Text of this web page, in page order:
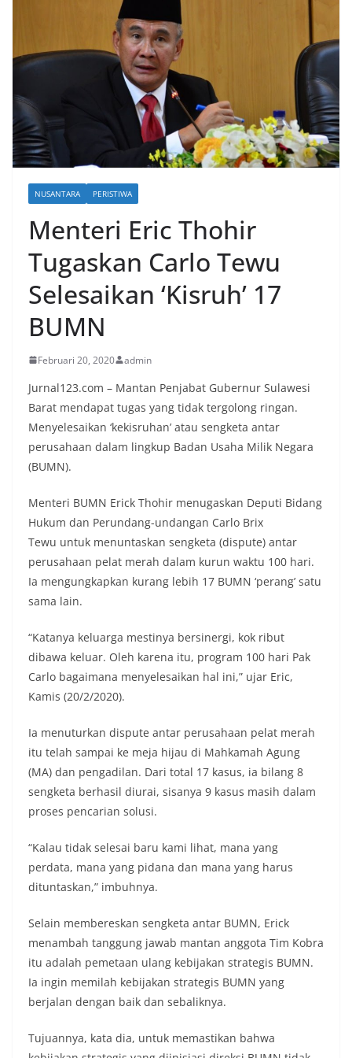
NUSANTARA PERISTIWA
Menteri Eric Thohir
Tugaskan Carlo Tewu
Selesaikan ‘Kisruh’ 17
BUMN
Februari 20, 2020 admin
Jurnal123.com – Mantan Penjabat Gubernur Sulawesi
Barat mendapat tugas yang tidak tergolong ringan.
Menyelesaikan ‘kekisruhan’ atau sengketa antar
perusahaan dalam lingkup Badan Usaha Milik Negara
(BUMN).
Menteri BUMN Erick Thohir menugaskan Deputi Bidang
Hukum dan Perundang-undangan Carlo Brix
Tewu untuk menuntaskan sengketa (dispute) antar
perusahaan pelat merah dalam kurun waktu 100 hari.
Ia mengungkapkan kurang lebih 17 BUMN ‘perang’ satu
sama lain.
“Katanya keluarga mestinya bersinergi, kok ribut
dibawa keluar. Oleh karena itu, program 100 hari Pak
Carlo bagaimana menyelesaikan hal ini,” ujar Eric,
Kamis (20/2/2020).
Ia menuturkan dispute antar perusahaan pelat merah
itu telah sampai ke meja hijau di Mahkamah Agung
(MA) dan pengadilan. Dari total 17 kasus, ia bilang 8
sengketa berhasil diurai, sisanya 9 kasus masih dalam
proses pencarian solusi.
“Kalau tidak selesai baru kami lihat, mana yang
perdata, mana yang pidana dan mana yang harus
dituntaskan,” imbuhnya.
Selain membereskan sengketa antar BUMN, Erick
menambah tanggung jawab mantan anggota Tim Kobra
itu adalah pemetaan ulang kebijakan strategis BUMN.
Ia ingin memilah kebijakan strategis BUMN yang
berjalan dengan baik dan sebaliknya.
Tujuannya, kata dia, untuk memastikan bahwa